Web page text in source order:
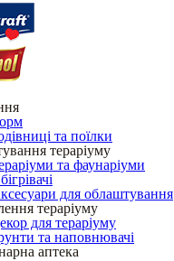
та поїлки
тераріуму
та фаунаріуми
для облаштування
тераріуму
для тераріуму
та наповнювачі
аптека